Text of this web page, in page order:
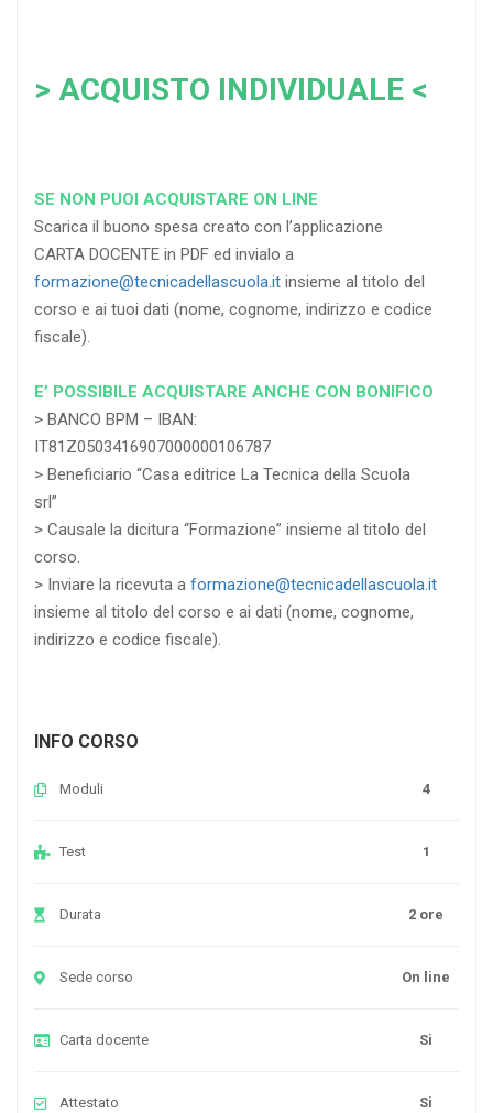
> ACQUISTO INDIVIDUALE <
SE NON PUOI ACQUISTARE ON LINE
Scarica il buono spesa creato con l’applicazione
CARTA DOCENTE in PDF ed invialo a
formazione@tecnicadellascuola.it insieme al titolo del
corso e ai tuoi dati (nome, cognome, indirizzo e codice
fiscale).
E’ POSSIBILE ACQUISTARE ANCHE CON BONIFICO
> BANCO BPM – IBAN:
IT81Z0503416907000000106787
> Beneficiario “Casa editrice La Tecnica della Scuola
srl”
> Causale la dicitura “Formazione” insieme al titolo del
corso.
> Inviare la ricevuta a formazione@tecnicadellascuola.it
insieme al titolo del corso e ai dati (nome, cognome,
indirizzo e codice fiscale).
INFO CORSO
Moduli 4
Test 1
Durata 2 ore
Sede corso On line
Carta docente Si
Attestato Si